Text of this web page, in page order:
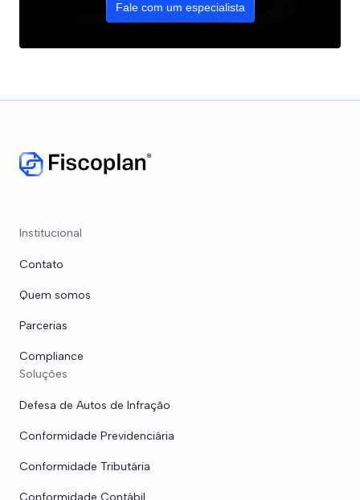
Fale com um especialista
Institucional
Contato
Quem somos
Parcerias
Compliance
Soluções
Defesa de Autos de Infração
Conformidade Previdenciária
Conformidade Tributária
Conformidade Contábil